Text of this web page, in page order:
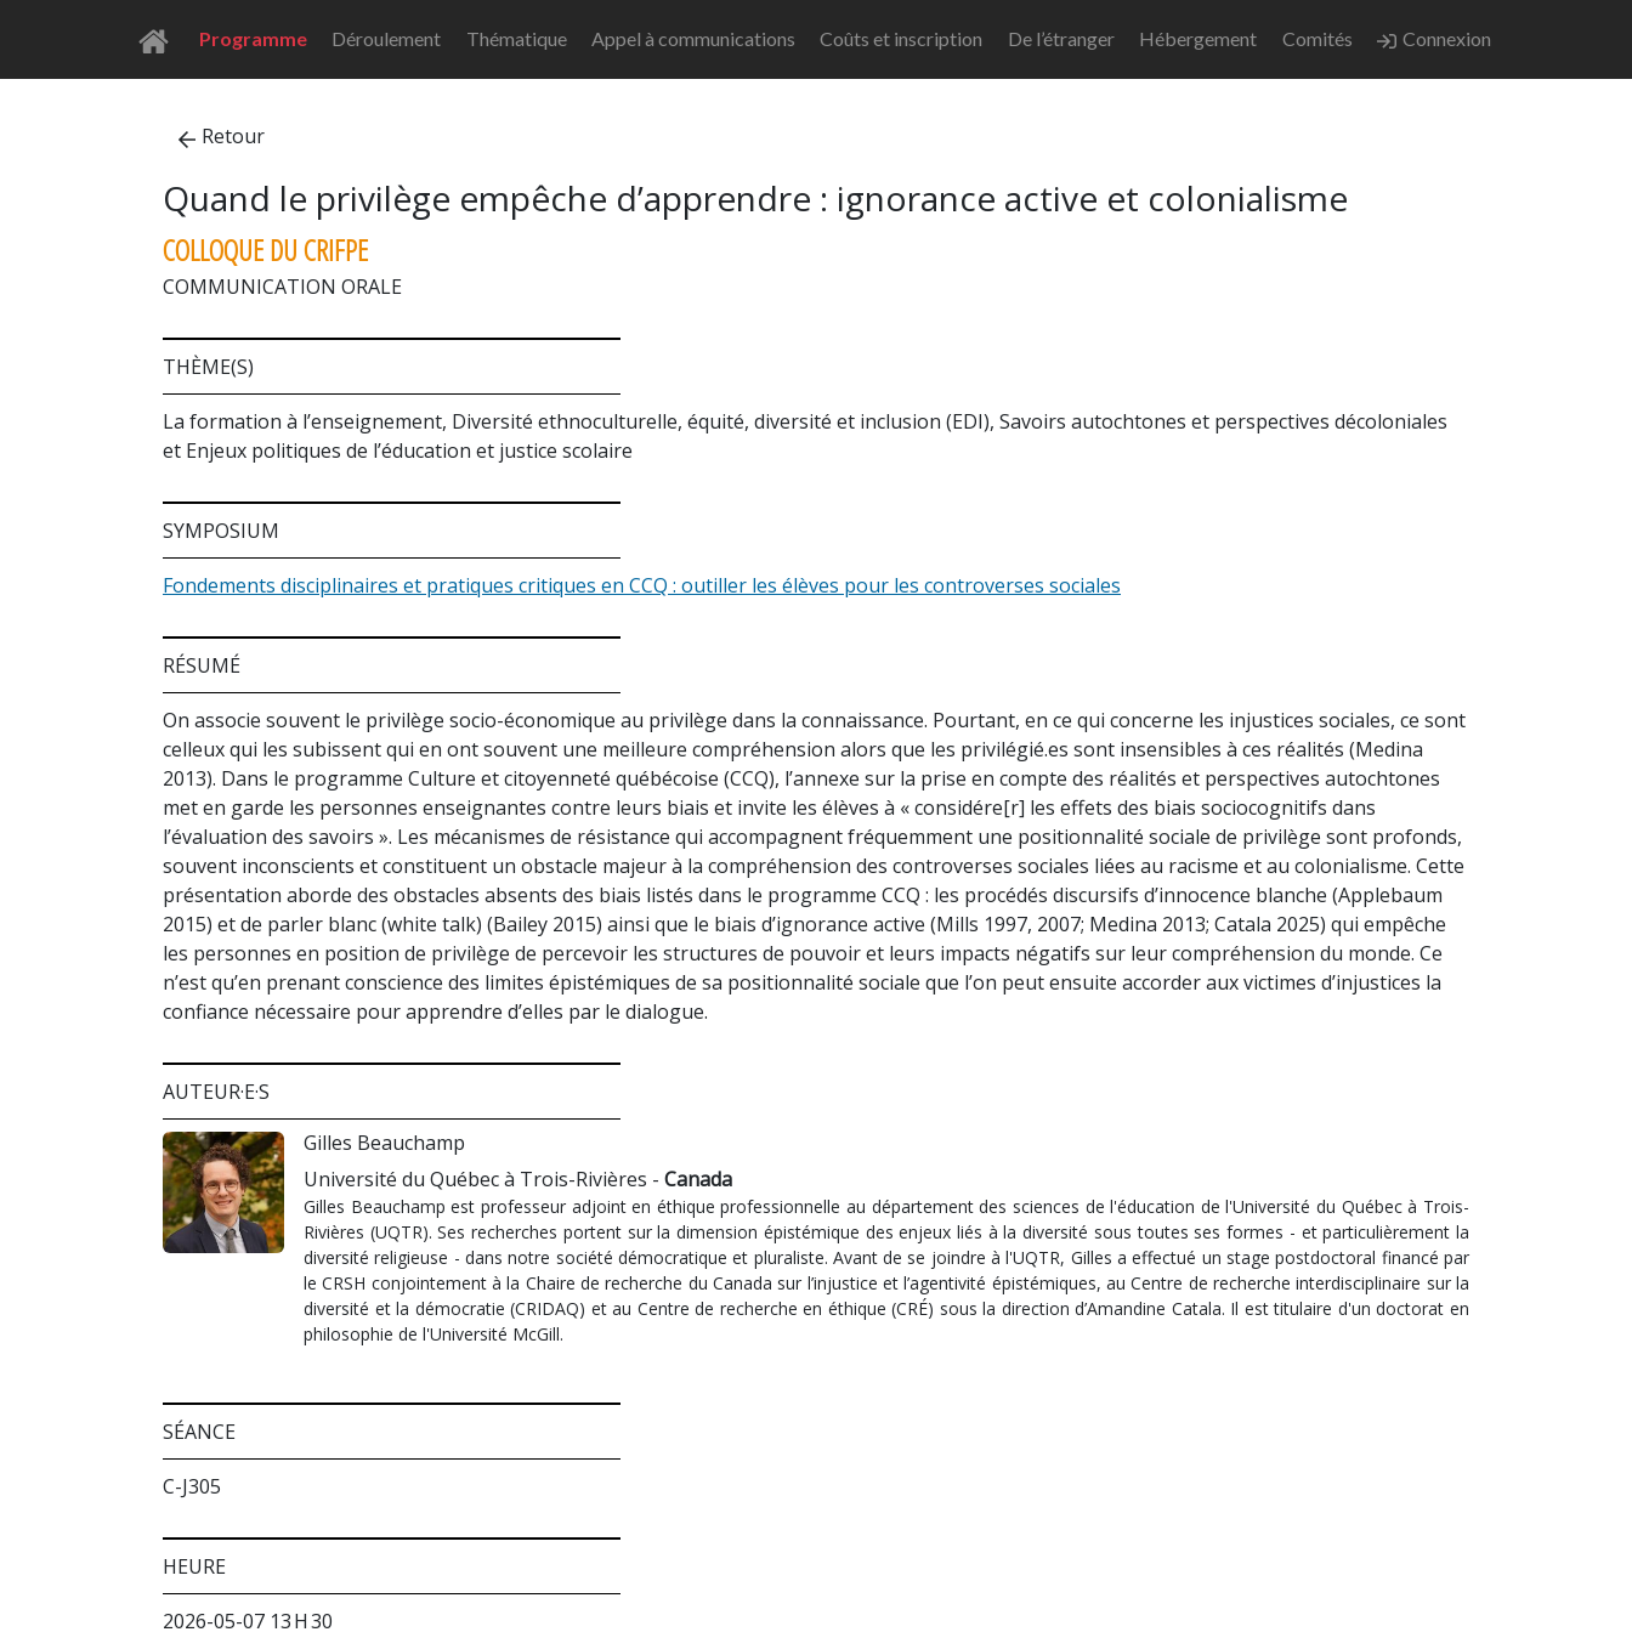
Programme Déroulement Thématique Appel à communications Coûts et inscription De l’étranger Hébergement Comités Connexion
Retour
Quand le privilège empêche d’apprendre : ignorance active et colonialisme
COLLOQUE DU CRIFPE
COMMUNICATION ORALE
THÈME(S)
La formation à l’enseignement, Diversité ethnoculturelle, équité, diversité et inclusion (EDI), Savoirs autochtones et perspectives décoloniales
et Enjeux politiques de l’éducation et justice scolaire
SYMPOSIUM
Fondements disciplinaires et pratiques critiques en CCQ : outiller les élèves pour les controverses sociales
RÉSUMÉ
On associe souvent le privilège socio-économique au privilège dans la connaissance. Pourtant, en ce qui concerne les injustices sociales, ce sont
celleux qui les subissent qui en ont souvent une meilleure compréhension alors que les privilégié.es sont insensibles à ces réalités (Medina
2013). Dans le programme Culture et citoyenneté québécoise (CCQ), l’annexe sur la prise en compte des réalités et perspectives autochtones
met en garde les personnes enseignantes contre leurs biais et invite les élèves à « considére[r] les effets des biais sociocognitifs dans
l’évaluation des savoirs ». Les mécanismes de résistance qui accompagnent fréquemment une positionnalité sociale de privilège sont profonds,
souvent inconscients et constituent un obstacle majeur à la compréhension des controverses sociales liées au racisme et au colonialisme. Cette
présentation aborde des obstacles absents des biais listés dans le programme CCQ : les procédés discursifs d’innocence blanche (Applebaum
2015) et de parler blanc (white talk) (Bailey 2015) ainsi que le biais d’ignorance active (Mills 1997, 2007; Medina 2013; Catala 2025) qui empêche
les personnes en position de privilège de percevoir les structures de pouvoir et leurs impacts négatifs sur leur compréhension du monde. Ce
n’est qu’en prenant conscience des limites épistémiques de sa positionnalité sociale que l’on peut ensuite accorder aux victimes d’injustices la
confiance nécessaire pour apprendre d’elles par le dialogue.
AUTEUR·E·S
Gilles Beauchamp
Université du Québec à Trois-Rivières - Canada
Gilles Beauchamp est professeur adjoint en éthique professionnelle au département des sciences de l'éducation de l'Université du Québec à Trois-
Rivières (UQTR). Ses recherches portent sur la dimension épistémique des enjeux liés à la diversité sous toutes ses formes - et particulièrement la
diversité religieuse - dans notre société démocratique et pluraliste. Avant de se joindre à l'UQTR, Gilles a effectué un stage postdoctoral financé par
le CRSH conjointement à la Chaire de recherche du Canada sur l’injustice et l’agentivité épistémiques, au Centre de recherche interdisciplinaire sur la
diversité et la démocratie (CRIDAQ) et au Centre de recherche en éthique (CRÉ) sous la direction d’Amandine Catala. ​​Il est titulaire d'un doctorat en
philosophie de l'Université McGill.
SÉANCE
C-J305
HEURE
2026-05-07 13 H 30